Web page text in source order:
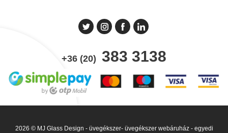
+36 (20) 383 3138
2026 © MJ Glass Design - üvegékszer- üvegékszer webáruház - egyedi